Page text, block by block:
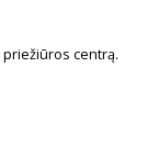
centrą.